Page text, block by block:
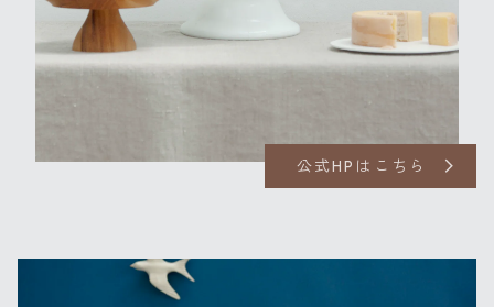
公式HPはこちら